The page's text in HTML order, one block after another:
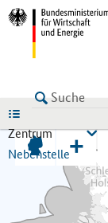
Zentrum
Nebenstelle+